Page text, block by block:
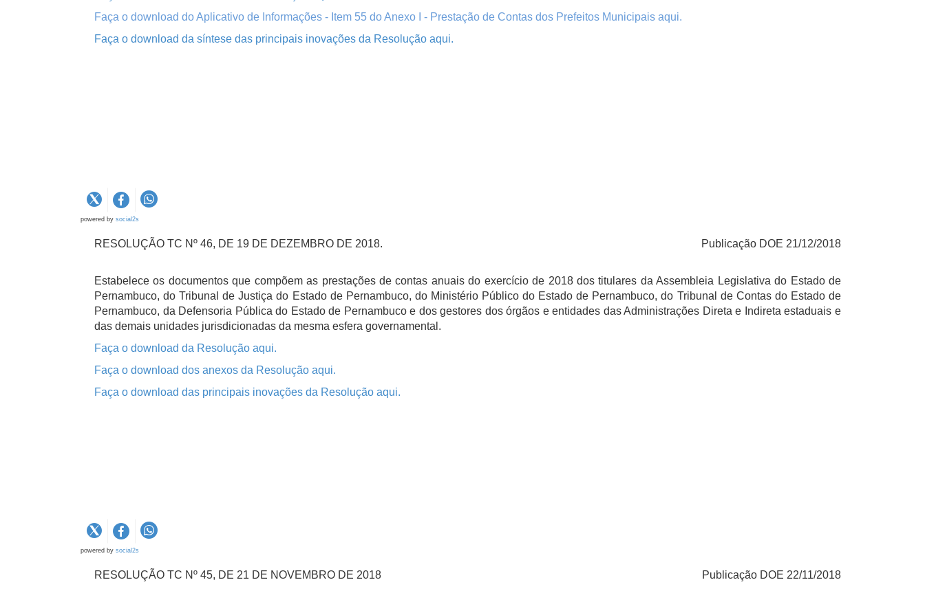
Faça o download doAplicativo de Informações - Item 55 do Anexo I - Prestação de Contas dos Prefeitos Municipais aqui.
Faça o download da síntese das principais inovações da Resolução aqui.
powered by social2s
RESOLUÇÃO TC Nº 46, DE 19 DE DEZEMBRO DE 2018. Publicação DOE 21/12/2018
Estabelece os documentos que compõem as prestações de contas anuais do exercício de 2018 dos titulares da Assembleia Legislativa do Estado de
Pernambuco, do Tribunal de Justiça do Estado de Pernambuco, do Ministério Público do Estado de Pernambuco, do Tribunal de Contas do Estado de
Pernambuco, da Defensoria Pública do Estado de Pernambuco e dos gestores dos órgãos e entidades das Administrações Direta e Indireta estaduais e
das demais unidades jurisdicionadas da mesma esfera governamental.
Faça o download da Resolução aqui.
Faça o download dos anexos da Resolução aqui.
Faça o download das principais inovações da Resolução aqui.
powered by social2s
RESOLUÇÃO TC Nº 45, DE 21 DE NOVEMBRO DE 2018 Publicação DOE 22/11/2018